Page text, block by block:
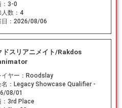
3-0
数： 4
： 2026/08/06
ドスリアニメイト/Rakdos
ヤー： Roodslay
： Legacy Showcase Qualifier -
08/01
3rd Place